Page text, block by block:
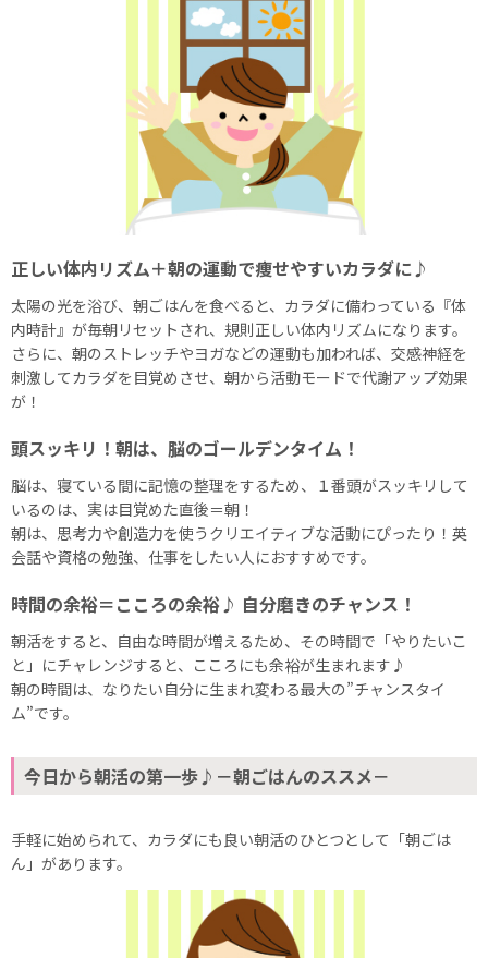
正しい体内リズム＋朝の運動で痩せやすいカラダに♪
太陽の光を浴び、朝ごはんを食べると、カラダに備わっている『体
内時計』が毎朝リセットされ、規則正しい体内リズムになります。
さらに、朝のストレッチやヨガなどの運動も加われば、交感神経を
刺激してカラダを目覚めさせ、朝から活動モードで代謝アップ効果
が！
頭スッキリ！朝は、脳のゴールデンタイム！
脳は、寝ている間に記憶の整理をするため、１番頭がスッキリして
いるのは、実は目覚めた直後＝朝！
朝は、思考力や創造力を使うクリエイティブな活動にぴったり！英
会話や資格の勉強、仕事をしたい人におすすめです。
時間の余裕＝こころの余裕♪ 自分磨きのチャンス！
朝活をすると、自由な時間が増えるため、その時間で「やりたいこ
と」にチャレンジすると、こころにも余裕が生まれます♪
朝の時間は、なりたい自分に生まれ変わる最大の”チャンスタイ
ム”です。
今日から朝活の第一歩♪－朝ごはんのススメ－
手軽に始められて、カラダにも良い朝活のひとつとして「朝ごは
ん」があります。